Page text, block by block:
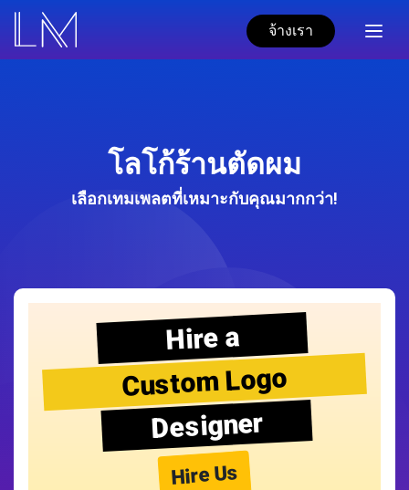
จ้างเรา
โลโก้ร้านตัดผม
เลือกเทมเพลตที่เหมาะกับคุณมากกว่า!
Hire a
Custom Logo
Designer
Hire Us